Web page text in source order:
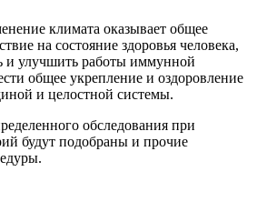
климата оказывает общее
на состояние здоровья человека,
и улучшить работы иммунной
общее укрепление и оздоровление
и целостной системы.
обследования при
будут подобраны и прочие